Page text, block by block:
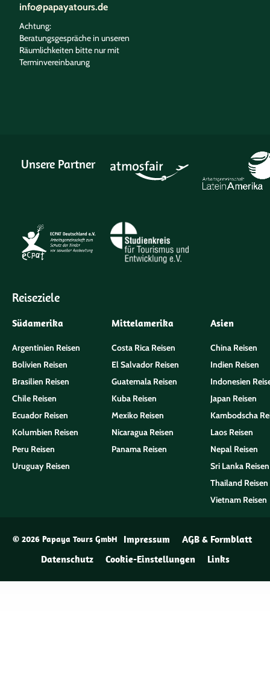
info@papayatours.de
Achtung:
Beratungsgespräche in unseren
Räumlichkeiten bitte nur mit
Terminvereinbarung
Unsere Partner
Reiseziele
Südamerika
Argentinien Reisen
Bolivien Reisen
Brasilien Reisen
Chile Reisen
Ecuador Reisen
Kolumbien Reisen
Peru Reisen
Uruguay Reisen
Mittelamerika
Costa Rica Reisen
El Salvador Reisen
Guatemala Reisen
Kuba Reisen
Mexiko Reisen
Nicaragua Reisen
Panama Reisen
Asien
China Reisen
Indien Reisen
Indonesien
Japan Reisen
Kambodscha
Laos Reisen
Nepal Reisen
Sri Lanka Reisen
Thailand Reisen
Vietnam Reisen
© 2026 Papaya Tours GmbH Impressum
AGB & Formblatt
Datenschutz
Cookie-Einstellungen Links